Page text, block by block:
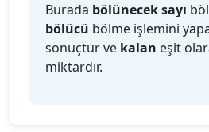
Burada bölünecek sayı
bölücü bölme işlemini
sonuçtur ve kalan eşit
miktardır.